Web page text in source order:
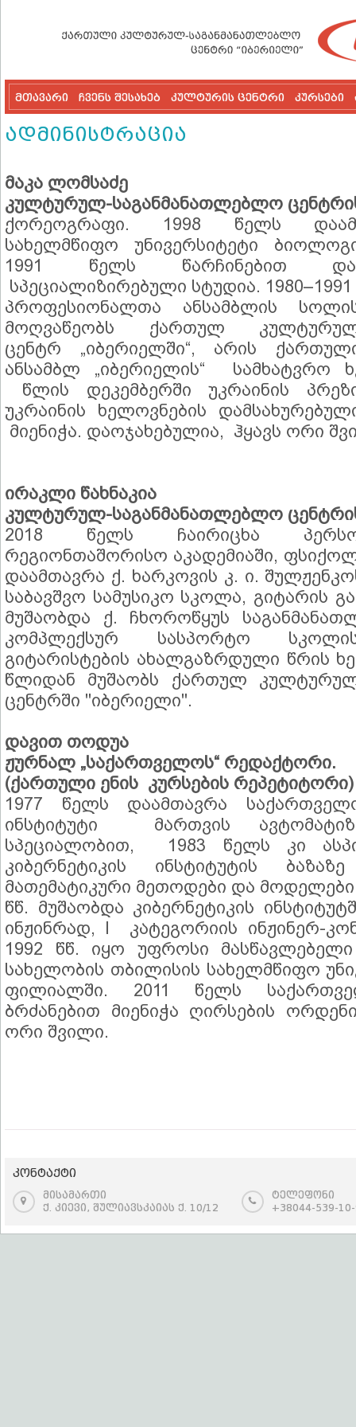
მთავარი ჩვენს შესახებ კულტურის ცენტრი კურსები
ადმინისტრაცია
მაკა ლომსაძე
კულტურულ-საგანმანათლებლო
ქორეოგრაფი. 1998 წელს
სახელმწიფო უნივერსიტეტი
1991 წელს წარჩინებით
სპეციალიზირებული სტუდია.
პროფესიონალთა ანსამბლის
მოღვაწეობს ქართულ კულტურულ-
ცენტრ „იბერიელში“, არის
ანსამბლ „იბერიელის“ სამხატვრო
წლის დეკემბერში უკრაინის
უკრაინის ხელოვნების
მიენიჭა. დაოჯახებულია, ჰყავს ორი
ირაკლი წახნაკია
კულტურულ-საგანმანათლებლო
2018 წელს ჩაირიცხა
რეგიონთაშორისო აკადემიაში,
დაამთავრა ქ. ხარკოვის კ. ი.
საბავშვო სამუსიკო სკოლა, გიტარის
მუშაობდა ქ. ჩხოროწყუს
კომპლექსურ სასპორტო სკოლის
გიტარისტების ახალგაზრდული წრის
წლიდან მუშაობს ქართულ
ცენტრში "იბერიელი".
დავით თოდუა
ჟურნალ „საქართველოს“ რედაქტორი.
(ქართული ენის კურსების რეპეტიტორი)
1977 წელს დაამთავრა
ინსტიტუტი მართვის
სპეციალობით, 1983 წელს კი
კიბერნეტიკის ინსტიტუტის
მათემატიკური მეთოდები და მოდელები
წწ. მუშაობდა კიბერნეტიკის
ინჟინრად, I კატეგორიის ინჟინერ-
1992 წწ. იყო უფროსი
სახელობის თბილისის სახელმწიფო
ფილიალში. 2011 წელს
ბრძანებით მიენიჭა ღირსების
ორი შვილი.
კონტაქტი
მისამართი
ქ. კიევი, შულიავსკაიას ქ. 10/12
ტელეფონი
+38044-539-